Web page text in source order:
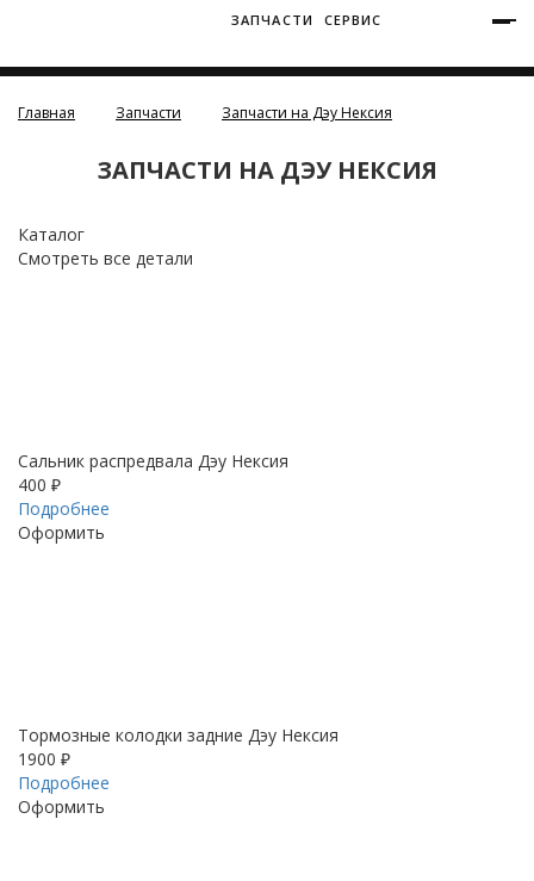
ЗАПЧАСТИ СЕРВИС
Главная Запчасти Запчасти на Дэу Нексия
ЗАПЧАСТИ НА ДЭУ НЕКСИЯ
Каталог
Смотреть все детали
Сальник распредвала Дэу Нексия
400 ₽
Подробнее
Оформить
Тормозные колодки задние Дэу Нексия
1900 ₽
Подробнее
Оформить